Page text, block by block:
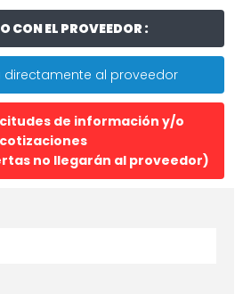
CON EL PROVEEDOR :
directamente al proveedor
de información y/o
cotizaciones
no llegarán al proveedor)